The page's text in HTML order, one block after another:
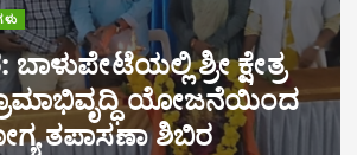
ಪ್ರಶಸ್ತಿ ಪುರಸ್ಕೃತ ಶಾಸಕ
ಬಿಜೆಪಿ
ಅಭಿನಂದನೆ